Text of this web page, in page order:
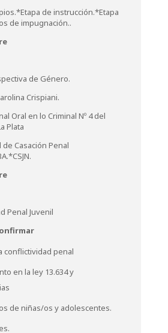
de instrucción.*Etapa
de impugnación..
de Género.
Crispiani.
Oral en lo Criminal Nº 4 del
Plata
Casación Penal
Penal Juvenil
conflictividad penal
en la ley 13.634 y
de niñas/os y adolescentes.